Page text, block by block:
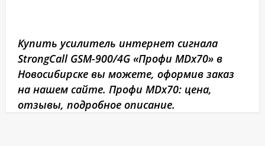
Купить усилитель интернет сигнала
StrongCall GSM-900/4G «Профи MDх70» в
Новосибирске вы можете, оформив заказ
на нашем сайте. Профи MDх70: цена,
отзывы, подробное описание.